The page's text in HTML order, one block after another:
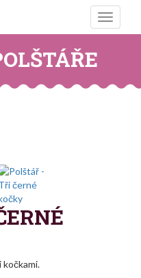
Toggle